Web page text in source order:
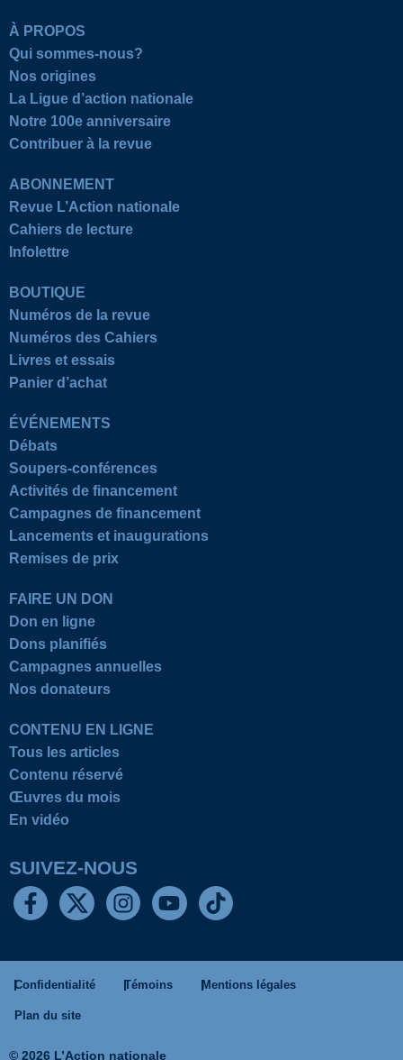
À PROPOS
Qui sommes-nous?
Nos origines
La Ligue d’action nationale
Notre 100e anniversaire
Contribuer à la revue
ABONNEMENT
Revue L’Action nationale
Cahiers de lecture
Infolettre
BOUTIQUE
Numéros de la revue
Numéros des Cahiers
Livres et essais
Panier d’achat
ÉVÉNEMENTS
Débats
Soupers-conférences
Activités de financement
Campagnes de financement
Lancements et inaugurations
Remises de prix
FAIRE UN DON
Don en ligne
Dons planifiés
Campagnes annuelles
Nos donateurs
CONTENU EN LIGNE
Tous les articles
Contenu réservé
Œuvres du mois
En vidéo
SUIVEZ-NOUS
Confidentialité Témoins Mentions légales
Plan du site
© 2026 L’Action nationale